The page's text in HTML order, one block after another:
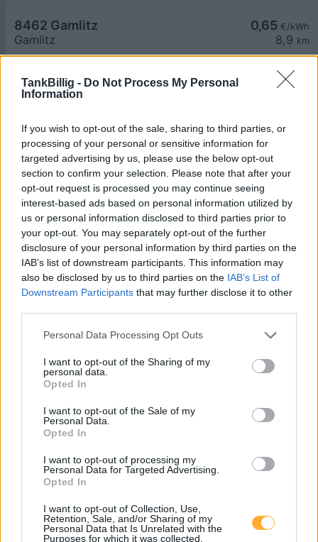
TankBillig - Do Not Process My Personal
Information
If you wish to opt-out of the sale, sharing to third parties, or
processing of your personal or sensitive information for
targeted advertising by us, please use the below opt-out
section to confirm your selection. Please note that after your
opt-out request is processed you may continue seeing
interest-based ads based on personal information utilized by
us or personal information disclosed to third parties prior to
your opt-out. You may separately opt-out of the further
disclosure of your personal information by third parties on the
IAB’s list of downstream participants. This information may
also be disclosed by us to third parties on the IAB’s List of
Downstream Participants that may further disclose it to other
Personal Data Processing Opt Outs
I want to opt-out of the Sharing of my
personal data.
Opted In
I want to opt-out of the Sale of my
Personal Data.
Opted In
I want to opt-out of processing my
Personal Data for Targeted Advertising.
Opted In
I want to opt-out of Collection, Use,
Retention, Sale, and/or Sharing of my
Personal Data that Is Unrelated with the
Purposes for which it was collected.
0,65 €/kWh
8,9 km
8462 Gamlitz
Gamlitz
€/kWh
Kaindorf-Grazer Straße 118
Grazer Straße 118
0,60
SCHEUCHER PARKPLATZ 5+6
100 Zehensdorf
0,63
9,0
Gralla-Schulstraße 7
Schulstraße 7
0,40€/kWh
9,1
WB2_Puerstner178
Grazer Str. 176
9,1
WB1_Puerstner130
Grazer Str. 176
0,63
St. Peter am Ottersbach-Petersplatz 5
Petersplatz 5
0,44
ÖAMTC Leibnitz
Adolf-Hofer-Straße 1
0,63
Gamlitz-Obere Hauptstraße 3
Obere Hauptstraße 3
0,75
Kaindorf an der Sulm-Grazer Straße 184
Grazer Straße 184